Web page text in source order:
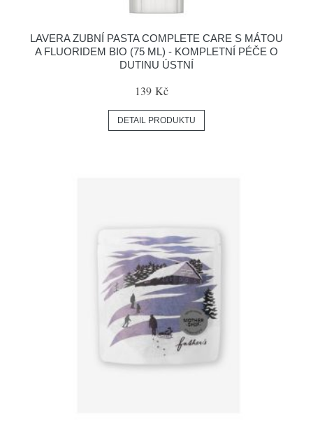
LAVERA ZUBNÍ PASTA COMPLETE CARE S MÁTOU
A FLUORIDEM BIO (75 ML) - KOMPLETNÍ PÉČE O
DUTINU ÚSTNÍ
139 Kč
DETAIL PRODUKTU